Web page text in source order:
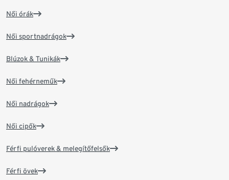
Női órák
Női sportnadrágok
Blúzok & Tunikák
Női fehérneműk
Női nadrágok
Női cipők
Férfi pulóverek & melegítőfelsők
Férfi övek